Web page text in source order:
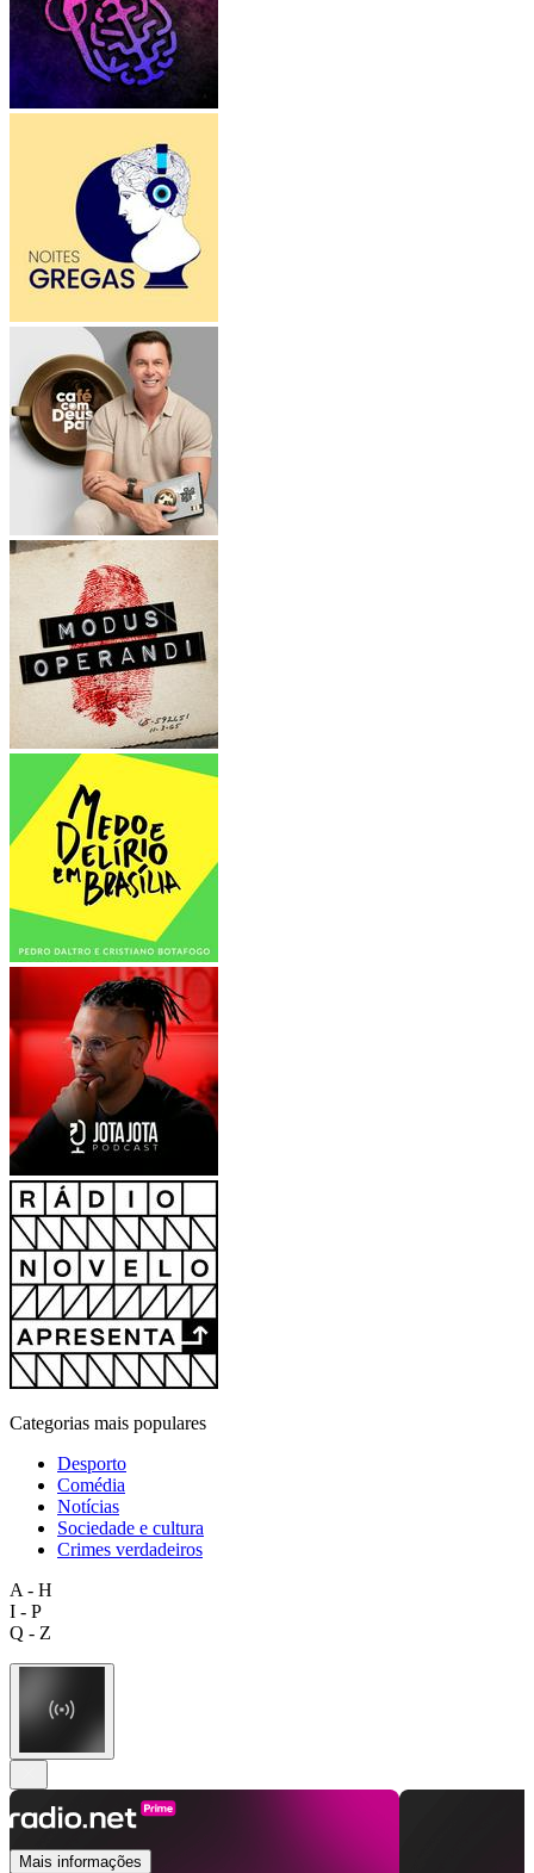
Categorias mais populares
Desporto
Comédia
Notícias
Sociedade e cultura
Crimes verdadeiros
A - H
I - P
Q - Z
Mais informações